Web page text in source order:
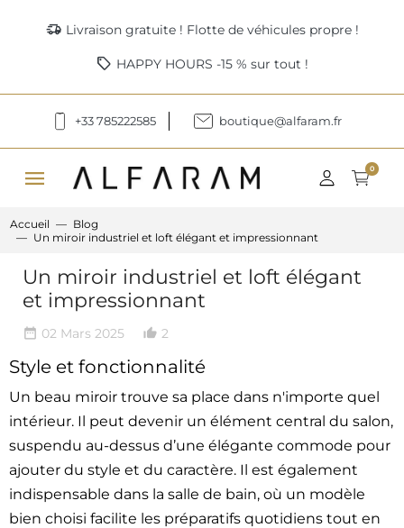
delivery_truck_speed Livraison gratuite ! Flotte de véhicules propre !
sell HAPPY HOURS -15 % sur tout !
+33 785222585 boutique@alfaram.fr
menu 0
Accueil
Blog
Un miroir industriel et loft élégant et impressionnant
Un miroir industriel et loft élégant
et impressionnant
date_range 02 Mars 2025 thumb_up_alt 2
Style et fonctionnalité
Un beau miroir trouve sa place dans n'importe quel
intérieur. Il peut devenir un élément central du salon,
suspendu au-dessus d’une élégante commode pour
ajouter du style et du caractère. Il est également
indispensable dans la salle de bain, où un modèle
bien choisi facilite les préparatifs quotidiens tout en